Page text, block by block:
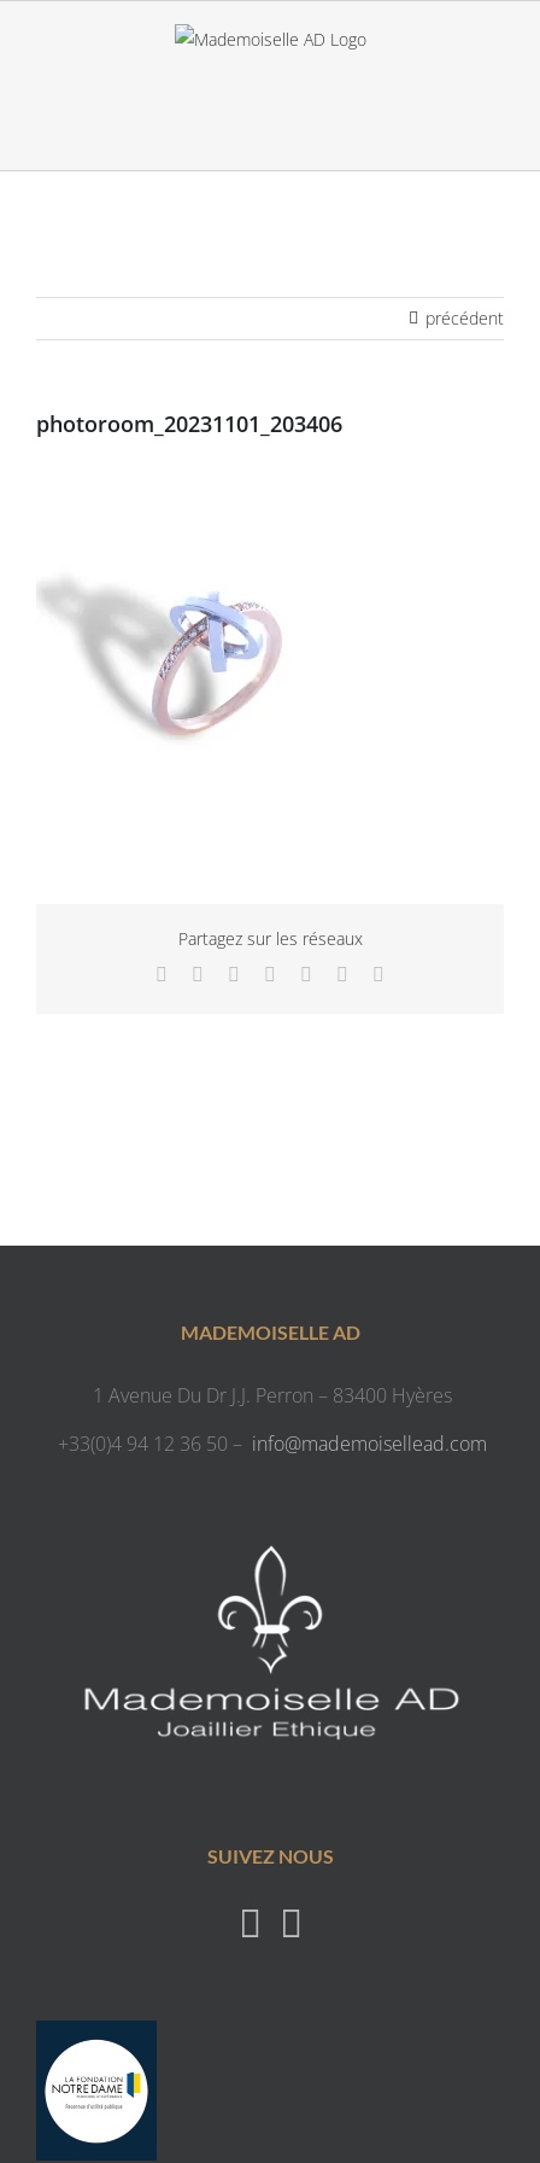
précédent
photoroom_20231101_203406
Partagez sur les réseaux
Facebook
TwitterLinkedInWhatsApp
TumblrPinterest
MADEMOISELLE AD
1 Avenue Du Dr J.J. Perron – 83400 Hyères
+33(0)4 94 12 36 50 – info@mademoisellead.com
SUIVEZ NOUS